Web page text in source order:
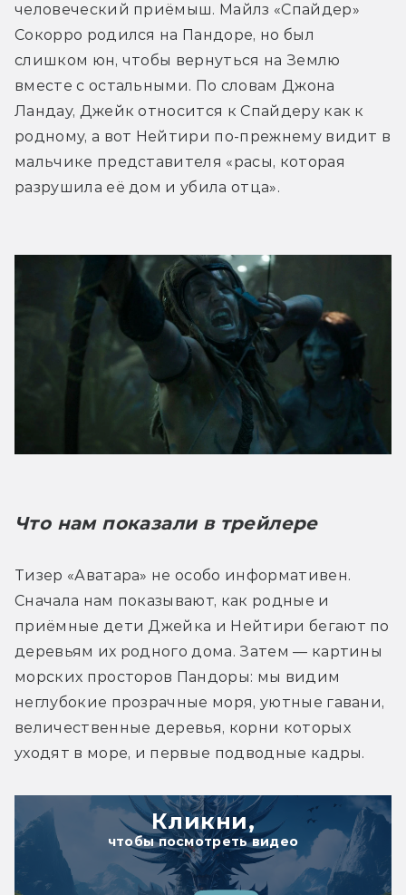
человеческий приёмыш. Майлз «Спайдер»
Сокорро родился на Пандоре, но был
слишком юн, чтобы вернуться на Землю
вместе с остальными. По словам Джона
Ландау, Джейк относится к Спайдеру как к
родному, а вот Нейтири по-прежнему видит в
мальчике представителя «расы, которая
разрушила её дом и убила отца».
Что нам показали в трейлере
Тизер «Аватара» не особо информативен.
Сначала нам показывают, как родные и
приёмные дети Джейка и Нейтири бегают по
деревьям их родного дома. Затем — картины
морских просторов Пандоры: мы видим
неглубокие прозрачные моря, уютные гавани,
величественные деревья, корни которых
уходят в море, и первые подводные кадры.
Кликни,
чтобы посмотреть видео